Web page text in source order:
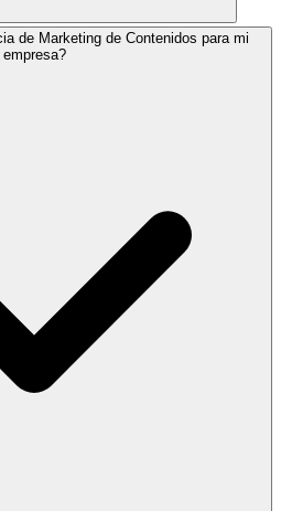
de Marketing de Contenidos para mi
empresa?